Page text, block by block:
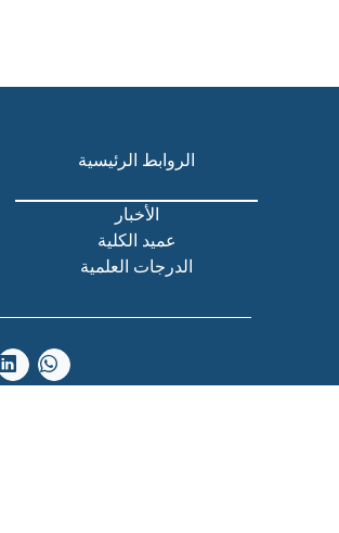
الروابط الرئيسية
الأخبار
عميد الكلية
الدرجات العلمية